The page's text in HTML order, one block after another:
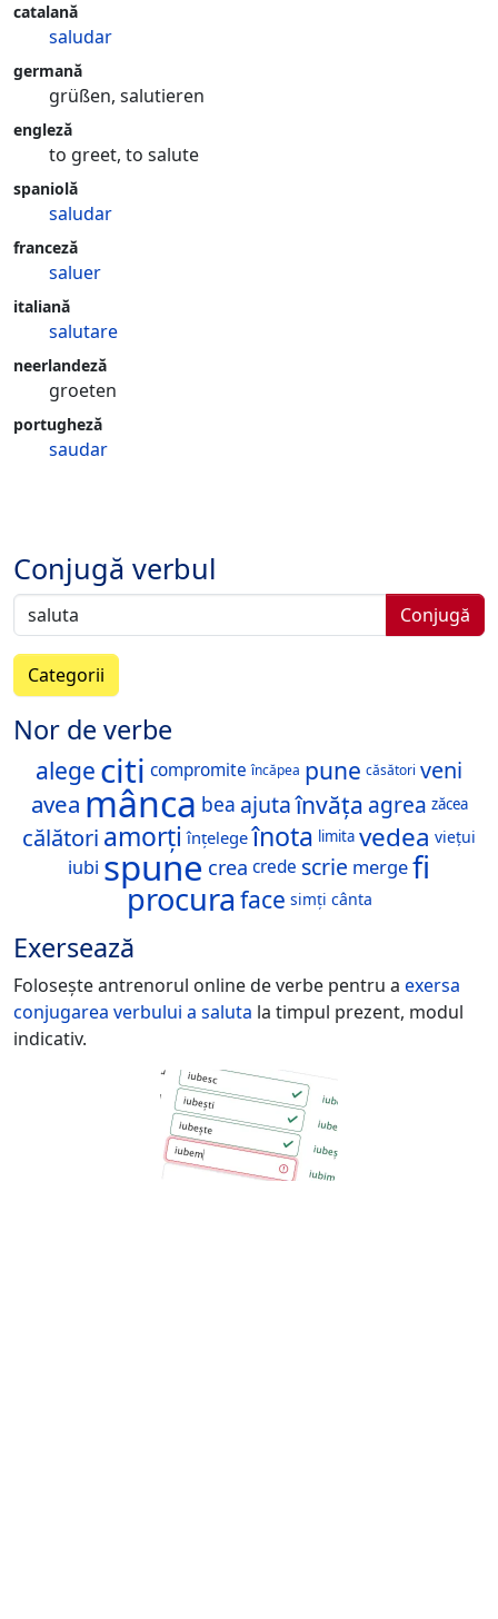
catalană
saludar
germană
grüßen, salutieren
engleză
to greet, to salute
spaniolă
saludar
franceză
saluer
italiană
salutare
neerlandeză
groeten
portugheză
saudar
Conjugă verbul
Conjugă
Categorii
Nor de verbe
alege citi compromite încăpea pune căsători veni
avea mânca bea ajutaînvăța agrea zăcea
călători amorți înțelege înota limita vedea viețui
iubi spune crea crede scrie mergefi
procura face simți cânta
Exersează
Folosește antrenorul online de verbe pentru a exersa
conjugarea verbului a saluta la timpul prezent, modul
indicativ.